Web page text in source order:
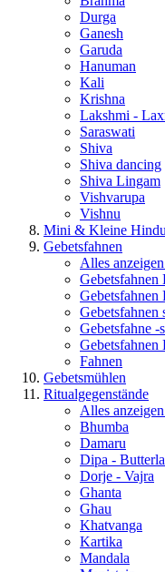
Durga
Ganesh
Garuda
Hanuman
Kali
Krishna
Lakshmi -
Saraswati
Shiva
Shiva dancing
Shiva Lingam
Vishvarupa
Vishnu
Mini & Kleine
Gebetsfahnen
Alles
Gebetsfahnen
Gebetsfahnen
Gebetsfahne -
Fahnen
Gebetsmühlen
Ritualgegenstände
Alles
Bhumba
Damaru
Dipa -
Dorje - Vajra
Ghanta
Ghau
Khatvanga
Kartika
Mandala